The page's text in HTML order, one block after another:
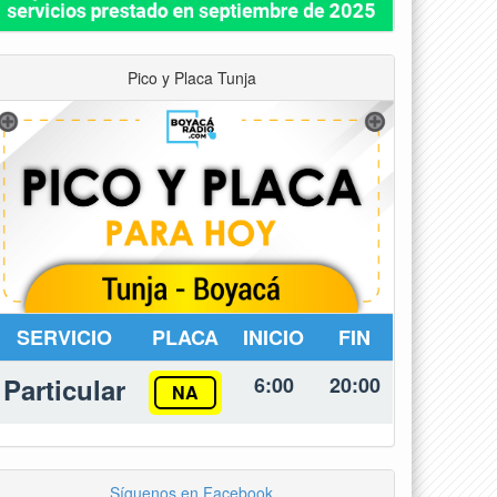
Pico y Placa Tunja
SERVICIO PLACA INICIO FIN
Particular NA 6:00 20:00
Síguenos en Facebook